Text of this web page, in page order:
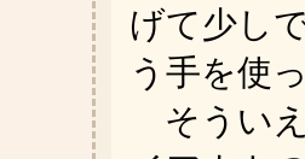
げて少し
う手を使
そうい